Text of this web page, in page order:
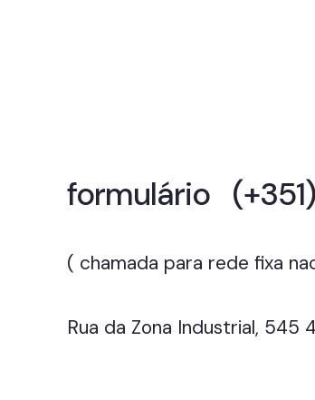
formulário
( chamada para rede fixa
Rua da Zona Industrial,